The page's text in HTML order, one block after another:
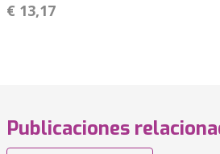
€ 13,17
Publicaciones